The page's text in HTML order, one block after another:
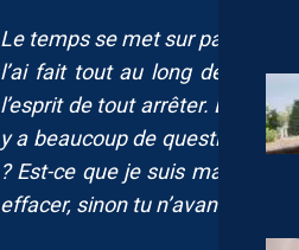
Le temps se met sur pause et
l’ai fait tout au long de mon
l’esprit de tout arrêter. L’arrêt
y a beaucoup de questions.
? Est-ce que je suis maudit ?
effacer, sinon tu n’avances pas. »